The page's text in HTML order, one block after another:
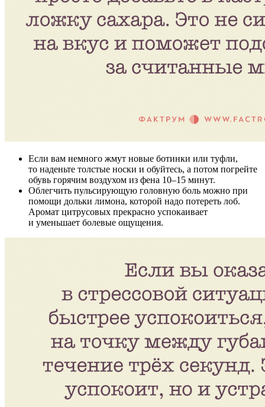
Если вам немного жмут новые ботинки или туфли,
то наденьте толстые носки и обуйтесь, а потом погрейте
обувь горячим воздухом из фена 10–15 минут.
Облегчить пульсирующую головную боль можно при
помощи дольки лимона, которой надо потереть лоб.
Аромат цитрусовых прекрасно успокаивает
и уменьшает болевые ощущения.